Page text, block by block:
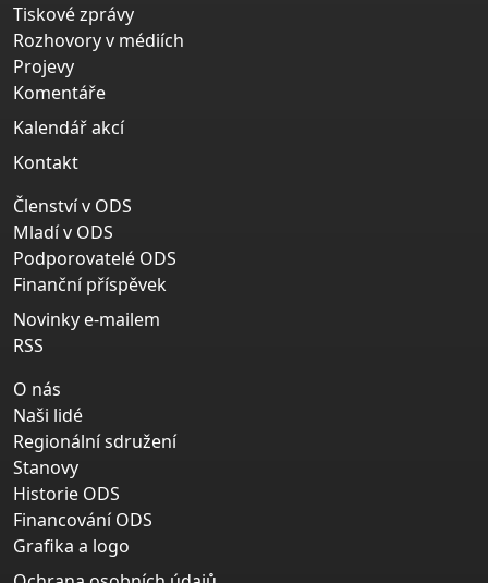
Tiskové zprávy
Rozhovory v médiích
Projevy
Komentáře
Kalendář akcí
Kontakt
Členství v ODS
Mladí v ODS
Podporovatelé ODS
Finanční příspěvek
Novinky e-mailem
RSS
O nás
Naši lidé
Regionální sdružení
Stanovy
Historie ODS
Financování ODS
Grafika a logo